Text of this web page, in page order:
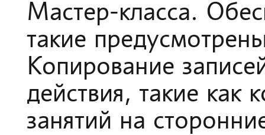
Мастер-класса.
такие
Копирование
действия, такие как
занятий на